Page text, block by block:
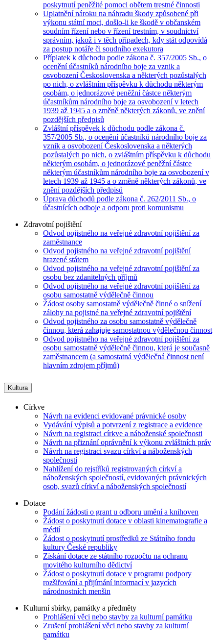
poskytnutí peněžité pomoci obětem trestné činnosti
Uplatnění nároku na náhradu škody způsobené při
výkonu státní moci, došlo-li ke škodě v občanském
soudním řízení nebo v řízení trestním, v soudnictví
správním, jakož i v těch případech, kdy stát odpovídá
za postup notáře či soudního exekutora
Příplatek k důchodu podle zákona č. 357/2005 Sb., o
ocenění účastníků národního boje za vznik a
osvobození Československa a některých pozůstalých
po nich, o zvláštním příspěvku k důchodu některým
osobám, o jednorázové peněžní částce některým
účastníkům národního boje za osvobození v letech
1939 až 1945 a o změně některých zákonů, ve znění
pozdějších předpisů
Zvláštní příspěvek k důchodu podle zákona č.
357/2005 Sb., o ocenění účastníků národního boje za
vznik a osvobození Československa a některých
pozůstalých po nich, o zvláštním příspěvku k důchodu
některým osobám, o jednorázové peněžní částce
některým účastníkům národního boje za osvobození v
letech 1939 až 1945 a o změně některých zákonů, ve
znění pozdějších předpisů
Úprava důchodů podle zákona č. 262/2011 Sb., o
účastnících odboje a odporu proti komunismu
Zdravotní pojištění
Odvod pojistného na veřejné zdravotní pojištění za
zaměstnance
Odvod pojistného na veřejné zdravotní pojištění
hrazené státem
Odvod pojistného na veřejné zdravotní pojištění za
osobu bez zdanitelných příjmů
Odvod pojistného na veřejné zdravotní pojištění za
osobu samostatně výdělečně činnou
Žádost osoby samostatně výdělečně činné o snížení
zálohy na pojistné na veřejné zdravotní pojištění
Odvod pojistného za osobu samostatně výdělečně
činnou, která zahajuje samostatnou výdělečnou činnost
Odvod pojistného na veřejné zdravotní pojištění za
osobu samostatně výdělečně činnou, která je současně
zaměstnancem (a samostatná výdělečná činnost není
hlavním zdrojem příjmů)
Kultura
Církve
Návrh na evidenci evidované právnické osoby
Vydávání výpisů a potvrzení z registrace a evidence
Návrh na registraci církve a náboženské společnosti
Návrh na přiznání oprávnění k výkonu zvláštních práv
Návrh na registraci svazu církví a náboženských
společností
Nahlížení do rejstříků registrovaných církví a
náboženských společností, evidovaných právnických
osob, svazů církví a náboženských společností
Dotace
Podání žádosti o grant u odboru umění a knihoven
Žádost o poskytnutí dotace v oblasti kinematografie a
médií
Žádost o poskytnutí prostředků ze Státního fondu
kultury České republiky
Získání dotace ze státního rozpočtu na ochranu
movitého kulturního dědictví
Žádost o poskytnutí dotace v programu podpory
rozšiřování a přijímání informací v jazycích
národnostních menšin
Kulturní sbírky, památky a předměty
Prohlášení věci nebo stavby za kulturní památku
Zrušení prohlášení věci nebo stavby za kulturní
památku